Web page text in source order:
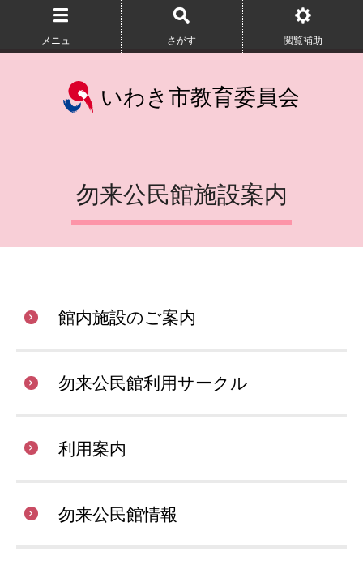
メニュ－ さがす 閲覧補助
いわき市教育委員会
勿来公民館施設案内
館内施設のご案内
勿来公民館利用サークル
利用案内
勿来公民館情報